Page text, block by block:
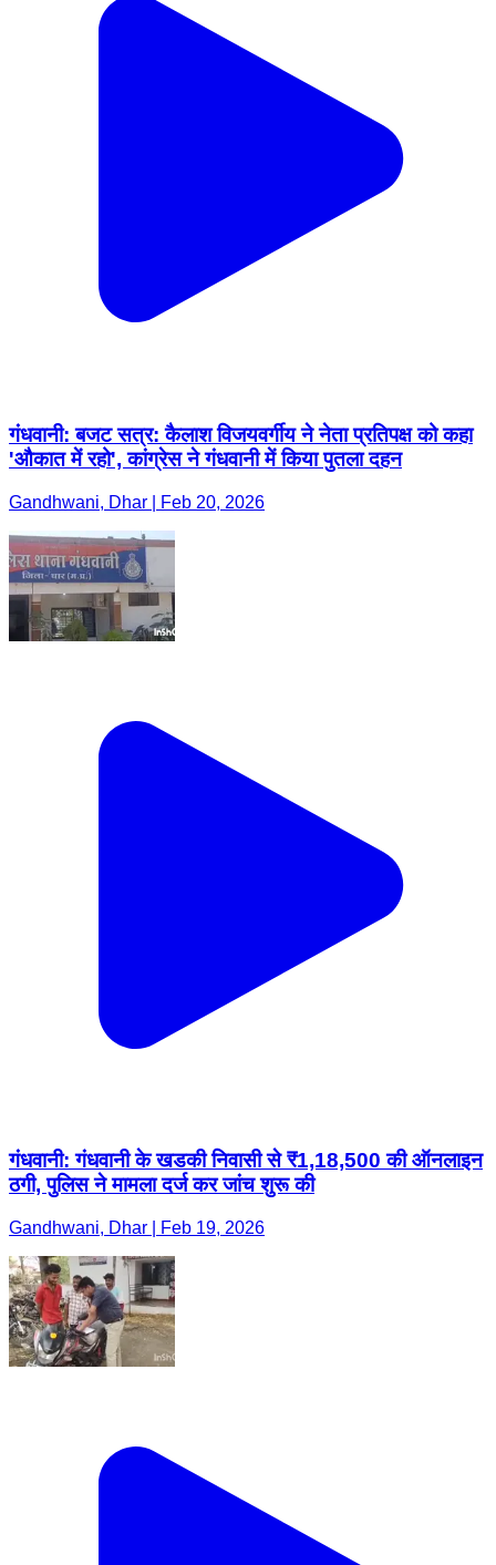
गंधवानी: बजट सत्र: कैलाश विजयवर्गीय ने नेता प्रतिपक्ष को कहा
'औकात में रहो', कांग्रेस ने गंधवानी में किया पुतला दहन
Gandhwani, Dhar | Feb 20, 2026
गंधवानी: गंधवानी के खडकी निवासी से ₹1,18,500 की ऑनलाइन
ठगी, पुलिस ने मामला दर्ज कर जांच शुरू की
Gandhwani, Dhar | Feb 19, 2026